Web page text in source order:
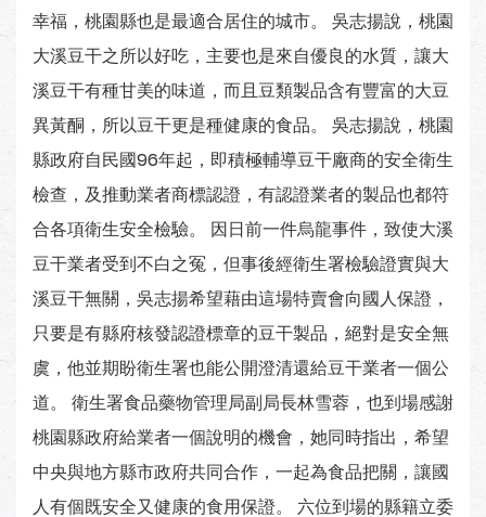
幸福，桃園縣也是最適合居住的城市。 吳志揚說，桃園
大溪豆干之所以好吃，主要也是來自優良的水質，讓大
溪豆干有種甘美的味道，而且豆類製品含有豐富的大豆
異黃酮，所以豆干更是種健康的食品。 吳志揚說，桃園
縣政府自民國96年起，即積極輔導豆干廠商的安全衛生
檢查，及推動業者商標認證，有認證業者的製品也都符
合各項衛生安全檢驗。 因日前一件烏龍事件，致使大溪
豆干業者受到不白之冤，但事後經衛生署檢驗證實與大
溪豆干無關，吳志揚希望藉由這場特賣會向國人保證，
只要是有縣府核發認證標章的豆干製品，絕對是安全無
虞，他並期盼衛生署也能公開澄清還給豆干業者一個公
道。 衛生署食品藥物管理局副局長林雪蓉，也到場感謝
桃園縣政府給業者一個說明的機會，她同時指出，希望
中央與地方縣市政府共同合作，一起為食品把關，讓國
人有個既安全又健康的食用保證。 六位到場的縣籍立委